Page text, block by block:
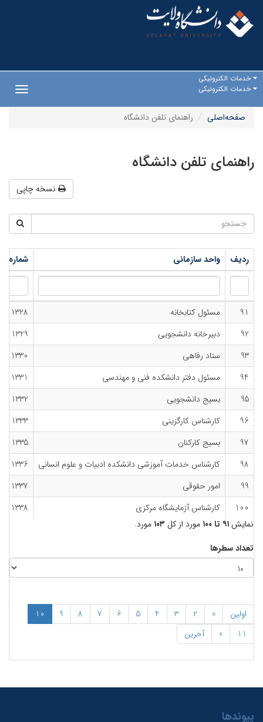
خدمات الکترونیکی
خدمات الکترونیکی
صفحه‌اصلی
راهنمای تلفن دانشگاه
راهنمای تلفن دانشگاه
نسخه چاپی
ردیف واحد سازمانی شماره
91 مسئول کتابخانه
1328
92
دبیرخانه دانشجویی
1329
93
ستاد رفاهی
1330
94
مسئول دفتر دانشکده فنی و مهندسی
1331
95
بسیج دانشجویی
1332
96
کارشناس کارگزینی
1333
97
بسیج کارکنان
1335
98
کارشناس خدمات آموزشی دانشکده ادبیات و علوم انسانی
1336
99
امور حقوقی
1337
100
کارشناس آزمایشگاه مرکزی
1338
نمایش۹۱ تا ۱۰۰ مورد از کل ۱۰۳ مورد.
تعداد سطرها
اولین «
2
3
4
5
6
7
8
9
10
11
» آخرین
پیوندها